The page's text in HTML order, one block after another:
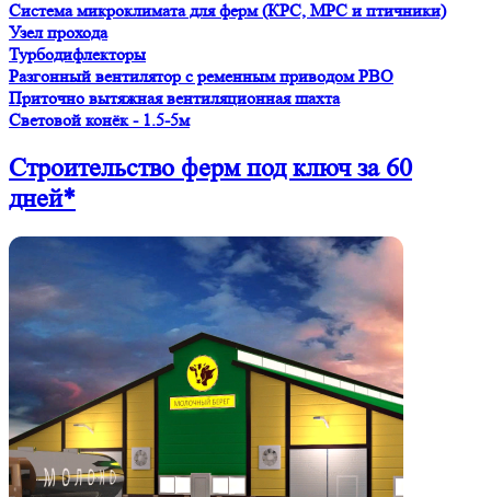
Система микроклимата для ферм (КРС, МРС и птичники)
Узел прохода
Турбодифлекторы
Разгонный вентилятор с ременным приводом PBO
Приточно вытяжная вентиляционная шахта
Световой конёк - 1.5-5м
Строительство фермпод ключ за 60
дней*